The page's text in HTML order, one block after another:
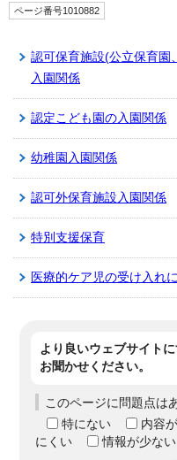
ページ番号1010882
認可保育施設(公立保育園
入園関係
認定こども園の入園関係
幼稚園入園関係
認可外保育施設入園関係
特別支援保育
医療的ケア児の受け入れ
より良いウェブサイト
お聞かせください。
このページに問題点は
特にない
内容
にくい
情報が少ない